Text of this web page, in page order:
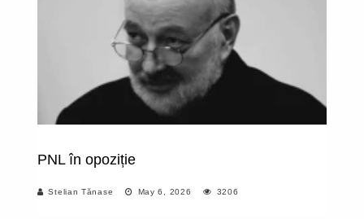
PNL în opoziție
Stelian Tănase May 6, 2026 3206